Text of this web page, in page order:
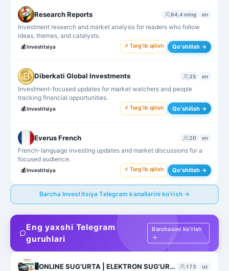
Research Reports 64,4 ming en
Investment research and market analysis for readers who follow
ideas, themes, and catalysts.
💰Investitsiya ⚡ Targʻib qilish Qoʻshilish →
Diberkati Global Investments 35 en
Investment-focused updates for market watchers and people
tracking financial opportunities.
💰Investitsiya ⚡ Targʻib qilish Qoʻshilish →
Everus French 20 en
French-language investing updates and market discussions for a
focused audience.
💰Investitsiya ⚡ Targʻib qilish Qoʻshilish →
Barcha Investitsiya Telegram kanallarini koʻrish →
Eng yaxshi Telegram
guruhlari
Barchasini koʻrish
→
🖥ONLINE SUG'URTA | ELEKTRON SUG'URTA POLIS💻 173 uz